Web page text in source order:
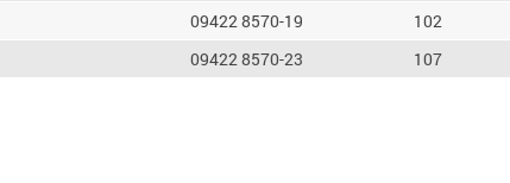
09422 8570-19 102
09422 8570-23 107